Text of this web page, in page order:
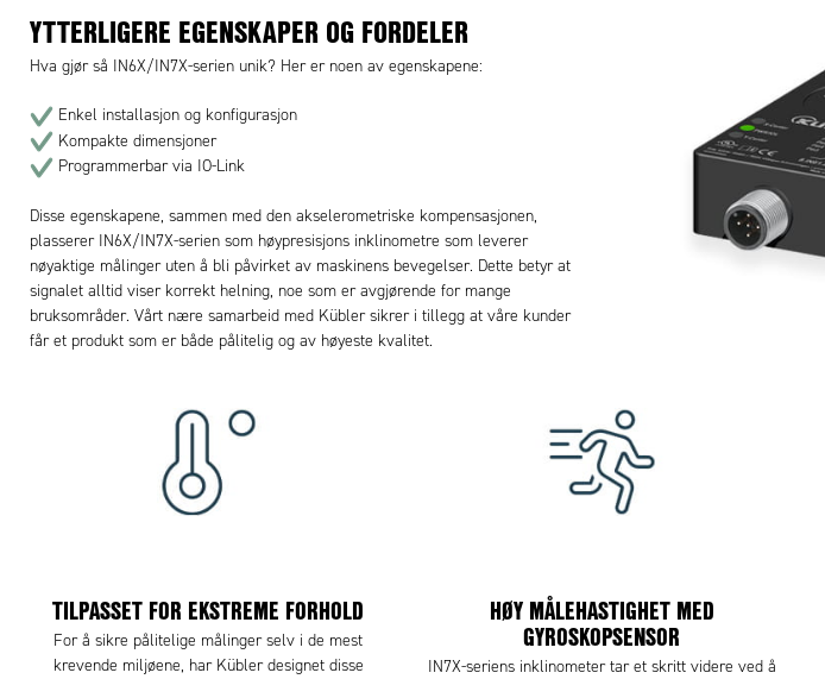
YTTERLIGERE EGENSKAPER OG FORDELER
Hva gjør så IN6X/IN7X-serien unik? Her er noen av egenskapene:
Enkel installasjon og konfigurasjon
Kompakte dimensjoner
Programmerbar via IO-Link
Disse egenskapene, sammen med den akselerometriske kompensasjonen,
plasserer IN6X/IN7X-serien som høypresisjons inklinometre som leverer
nøyaktige målinger uten å bli påvirket av maskinens bevegelser. Dette betyr at
signalet alltid viser korrekt helning, noe som er avgjørende for mange
bruksområder. Vårt nære samarbeid med Kübler sikrer i tillegg at våre kunder
får et produkt som er både pålitelig og av høyeste kvalitet.
TILPASSET FOR EKSTREME FORHOLD
For å sikre pålitelige målinger selv i de mest
krevende miljøene, har Kübler designet disse
HØY MÅLEHASTIGHET MED
GYROSKOPSENSOR
IN7X-seriens inklinometer tar et skritt videre ved å